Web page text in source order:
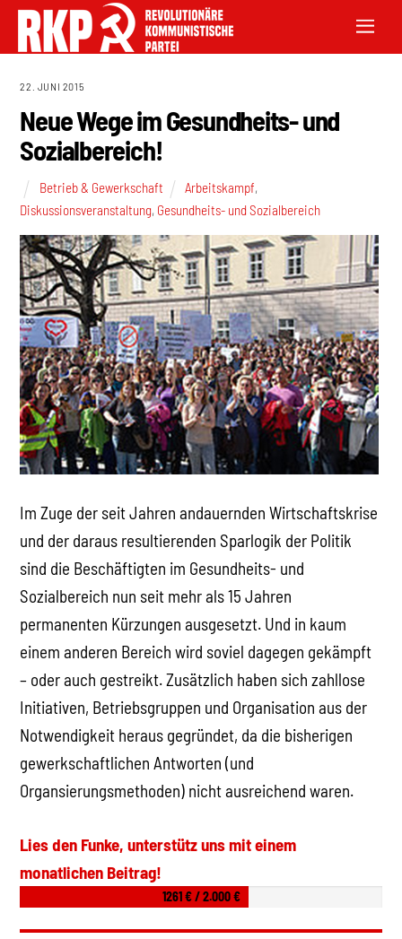
22. JUNI 2015
Neue Wege im Gesundheits- und
Sozialbereich!
Betrieb & Gewerkschaft Arbeitskampf,
Diskussionsveranstaltung, Gesundheits- und Sozialbereich
Im Zuge der seit Jahren andauernden Wirtschaftskrise
und der daraus resultierenden Sparlogik der Politik
sind die Beschäftigten im Gesundheits- und
Sozialbereich nun seit mehr als 15 Jahren
permanenten Kürzungen ausgesetzt. Und in kaum
einem anderen Bereich wird soviel dagegen gekämpft
– oder auch gestreikt. Zusätzlich haben sich zahllose
Initiativen, Betriebsgruppen und Organisation aus der
Notwendigkeit heraus gegründet, da die bisherigen
gewerkschaftlichen Antworten (und
Organsierungsmethoden) nicht ausreichend waren.
Lies den Funke, unterstütz uns mit einem
monatlichen Beitrag!
1261 € / 2.000 €